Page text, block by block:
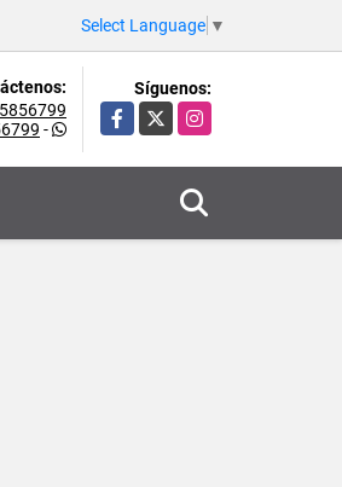
Select Language ▼
-
Síguenos:
Facebook
X Instagram